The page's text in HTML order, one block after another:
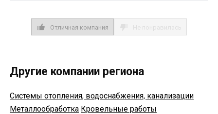
Отличная компания
Другие компании региона
Системы отопления, водоснабжения, канализации
Металлообработка Кровельные работы